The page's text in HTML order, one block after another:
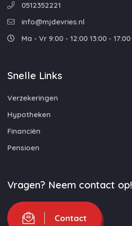
0512352221
info@mjdevries.nl
Ma - Vr 9:00 - 12:00 13:00 - 17:00
Snelle Links
Verzekeringen
Hypotheken
Financiën
Pensioen
Vragen? Neem contact op!
Contact